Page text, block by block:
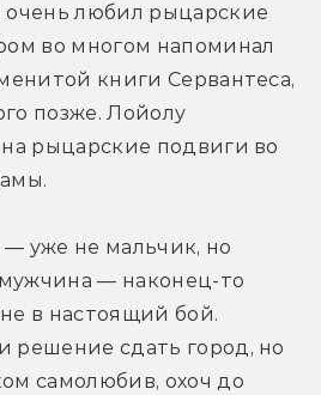
любил рыцарские
во многом напоминал
книги Сервантеса,
позже. Лойолу
рыцарские подвиги во
— уже не мальчик, но
— наконец-то
в настоящий бой.
решение сдать город, но
самолюбив, охоч до